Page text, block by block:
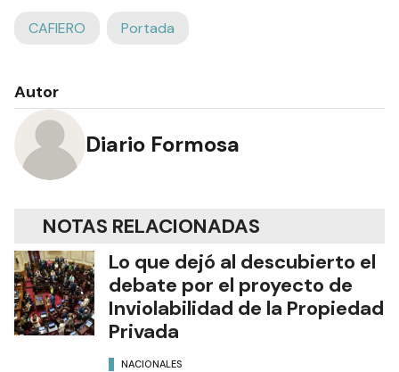
CAFIERO Portada
Autor
Diario Formosa
NOTAS RELACIONADAS
Lo que dejó al descubierto el
debate por el proyecto de
Inviolabilidad de la Propiedad
Privada
NACIONALES